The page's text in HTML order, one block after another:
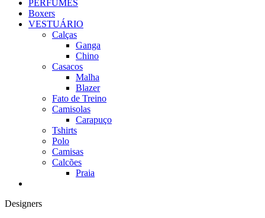
PERFUMES
Boxers
VESTUÁRIO
Calças
Ganga
Chino
Casacos
Malha
Blazer
Fato de Treino
Camisolas
Carapuço
Tshirts
Polo
Camisas
Calcões
Praia
Designers